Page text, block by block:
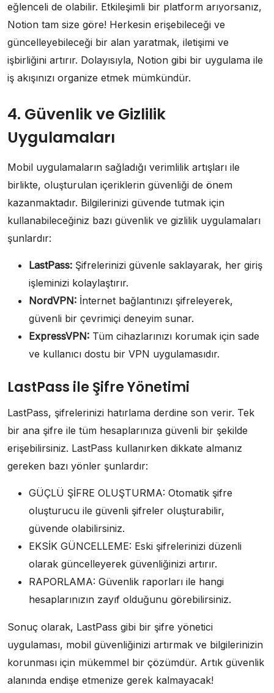
eğlenceli de olabilir. Etkileşimli bir platform arıyorsanız,
Notion tam size göre! Herkesin erişebileceği ve
güncelleyebileceği bir alan yaratmak, iletişimi ve
işbirliğini artırır. Dolayısıyla, Notion gibi bir uygulama ile
iş akışınızı organize etmek mümkündür.
4. Güvenlik ve Gizlilik
Uygulamaları
Mobil uygulamaların sağladığı verimlilik artışları ile
birlikte, oluşturulan içeriklerin güvenliği de önem
kazanmaktadır. Bilgilerinizi güvende tutmak için
kullanabileceğiniz bazı güvenlik ve gizlilik uygulamaları
şunlardır:
LastPass: Şifrelerinizi güvenle saklayarak, her giriş
işleminizi kolaylaştırır.
NordVPN: İnternet bağlantınızı şifreleyerek,
güvenli bir çevrimiçi deneyim sunar.
ExpressVPN: Tüm cihazlarınızı korumak için sade
ve kullanıcı dostu bir VPN uygulamasıdır.
LastPass ile Şifre Yönetimi
LastPass, şifrelerinizi hatırlama derdine son verir. Tek
bir ana şifre ile tüm hesaplarınıza güvenli bir şekilde
erişebilirsiniz. LastPass kullanırken dikkate almanız
gereken bazı yönler şunlardır:
GÜÇLÜ ŞİFRE OLUŞTURMA: Otomatik şifre
oluşturucu ile güvenli şifreler oluşturabilir,
güvende olabilirsiniz.
EKSİK GÜNCELLEME: Eski şifrelerinizi düzenli
olarak güncelleyerek güvenliğinizi artırır.
RAPORLAMA: Güvenlik raporları ile hangi
hesaplarınızın zayıf olduğunu görebilirsiniz.
Sonuç olarak, LastPass gibi bir şifre yönetici
uygulaması, mobil güvenliğinizi artırmak ve bilgilerinizin
korunması için mükemmel bir çözümdür. Artık güvenlik
alanında endişe etmenize gerek kalmayacak!